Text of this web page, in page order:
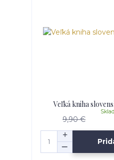
Veľká kniha
9,90 €